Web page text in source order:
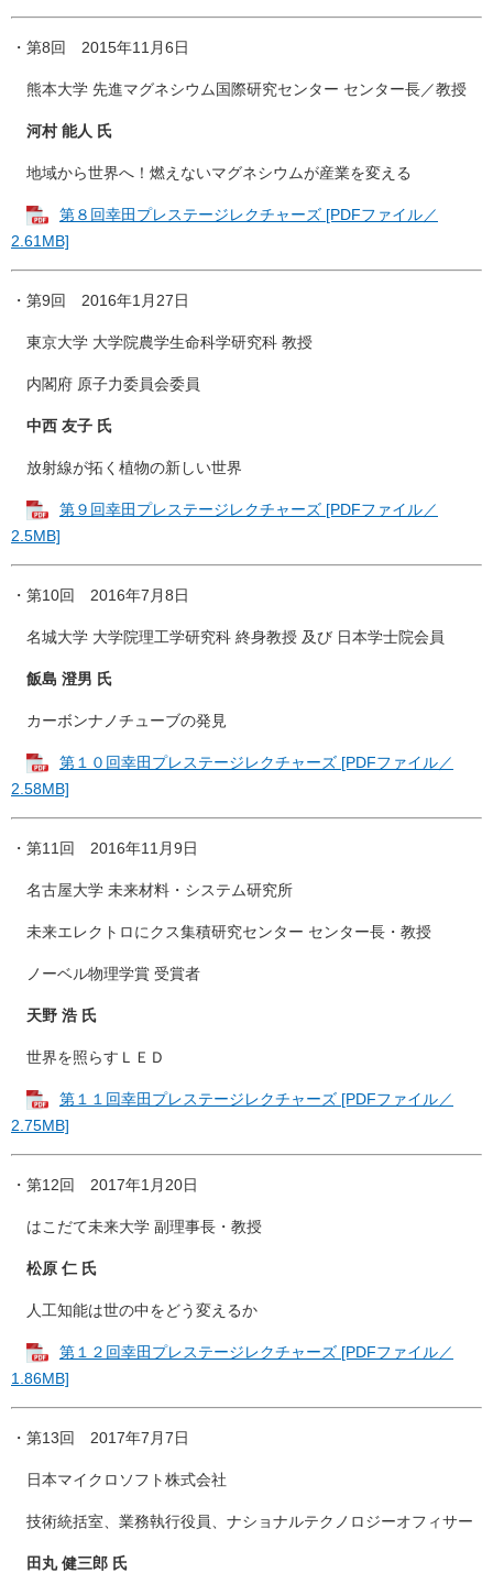
・第8回 2015年11月6日
熊本大学 先進マグネシウム国際研究センター センター長／教授
河村 能人 氏
地域から世界へ！燃えないマグネシウムが産業を変える
第８回幸田プレステージレクチャーズ [PDFファイル／
2.61MB]
・第9回 2016年1月27日
東京大学 大学院農学生命科学研究科 教授
内閣府 原子力委員会委員
中西 友子 氏
放射線が拓く植物の新しい世界
第９回幸田プレステージレクチャーズ [PDFファイル／
2.5MB]
・第10回 2016年7月8日
名城大学 大学院理工学研究科 終身教授 及び 日本学士院会員
飯島 澄男 氏
カーボンナノチューブの発見
第１０回幸田プレステージレクチャーズ [PDFファイル／
2.58MB]
・第11回 2016年11月9日
名古屋大学 未来材料・システム研究所
未来エレクトロにクス集積研究センター センター長・教授
ノーベル物理学賞 受賞者
天野 浩 氏
世界を照らすＬＥＤ
第１１回幸田プレステージレクチャーズ [PDFファイル／
2.75MB]
・第12回 2017年1月20日
はこだて未来大学 副理事長・教授
松原 仁 氏
人工知能は世の中をどう変えるか
第１２回幸田プレステージレクチャーズ [PDFファイル／
1.86MB]
・第13回 2017年7月7日
日本マイクロソフト株式会社
技術統括室、業務執行役員、ナショナルテクノロジーオフィサー
田丸 健三郎 氏